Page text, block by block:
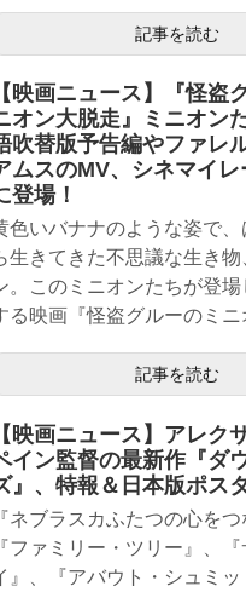
記事を読む
【映画ニュース】『怪盗
オン大脱走』ミニオン
吹替版予告編やファレ
ムスのMV、シネマイレ
登場！
色いバナナのような姿で
生きてきた不思議な生き物
。このミニオンたちが登
る映画『怪盗グルーのミニ
記事を読む
【映画ニュース】アレク
イン監督の最新作『ダ
』、特報＆日本版ポス
『ネブラスカふたつの心をつ
『ファミリー・ツリー』、
』、『アバウト・シュミ